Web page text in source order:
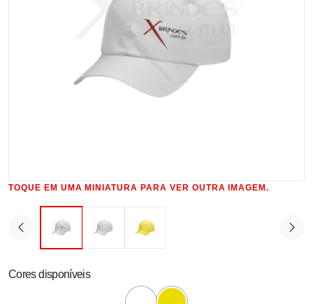
TOQUE EM UMA MINIATURA PARA VER OUTRA IMAGEM.
Cores disponíveis